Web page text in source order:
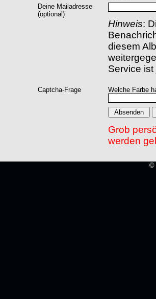
Deine Mailadresse
(optional)
Hinweis:
diesem
Service
Captcha-Frage Welche Farbe
Grob
werden
©